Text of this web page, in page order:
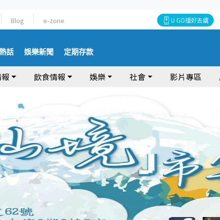
Blog e-zone U GO搵好去處
話 娛樂新聞 定期存款
飲食情報 娛樂 社會 影片專區